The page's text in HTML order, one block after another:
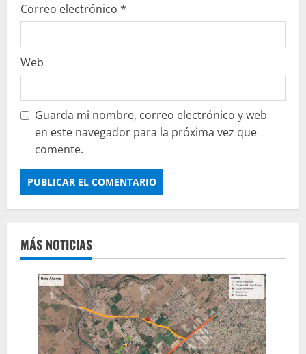
Correo electrónico *
Web
Guarda mi nombre, correo electrónico y web
en este navegador para la próxima vez que
comente.
MÁS NOTICIAS